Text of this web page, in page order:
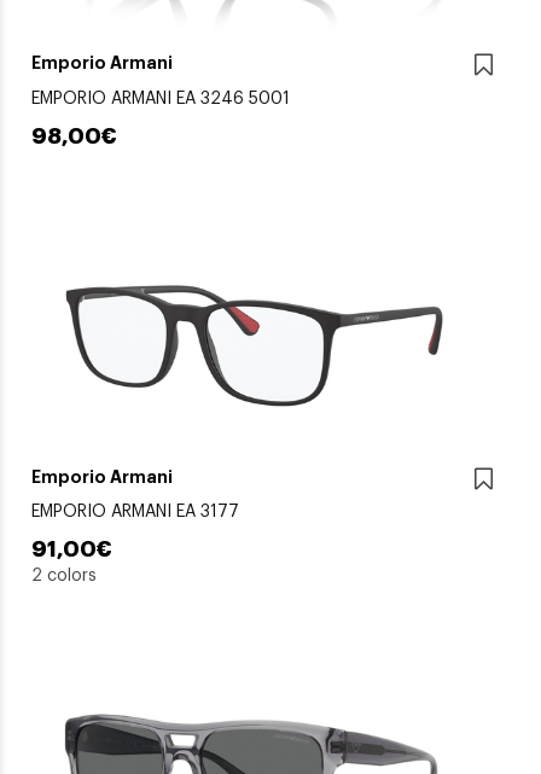
Emporio Armani
EMPORIO ARMANI EA 3246 5001
98,00€
Emporio Armani
EMPORIO ARMANI EA 3177
91,00€
2 colors